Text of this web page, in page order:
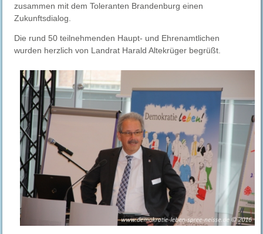
zusammen mit dem Toleranten Brandenburg einen
Zukunftsdialog.
Die rund 50 teilnehmenden Haupt- und Ehrenamtlichen
wurden herzlich von Landrat Harald Altekrüger begrüßt.